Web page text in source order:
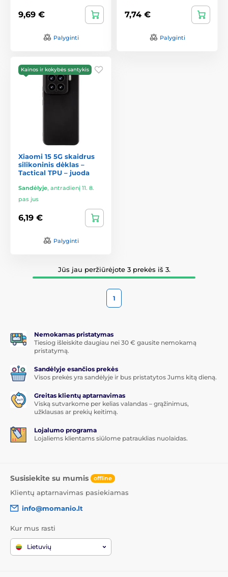
9,69 €
Palyginti
7,74 €
Palyginti
Kainos ir kokybės santykis
Xiaomi 15 5G skaidrus
silikoninis dėklas –
Tactical TPU – juoda
Sandėlyje, antradienį 11. 8.
pas jus
6,19 €
Palyginti
Jūs jau peržiūrėjote 3 prekės iš 3.
1
Nemokamas pristatymas
Tiesiog išleiskite daugiau nei 30 € gausite nemokamą
pristatymą.
Sandėlyje esančios prekės
Visos prekės yra sandėlyje ir bus pristatytos Jums kitą dieną.
Greitas klientų aptarnavimas
Viską sutvarkome per kelias valandas – grąžinimus,
užklausas ar prekių keitimą.
Lojalumo programa
Lojaliems klientams siūlome patrauklias nuolaidas.
Susisiekite su mumis offline
Klientų aptarnavimas pasiekiamas
info@momanio.lt
Kur mus rasti
Lietuvių